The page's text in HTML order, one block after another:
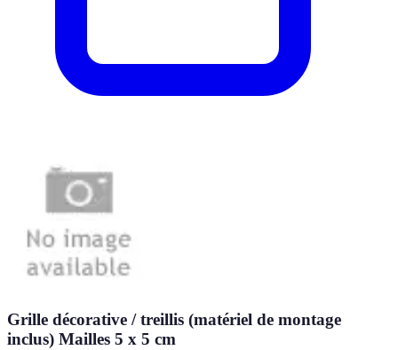
Grille décorative / treillis (matériel de montage
inclus) Mailles 5 x 5 cm